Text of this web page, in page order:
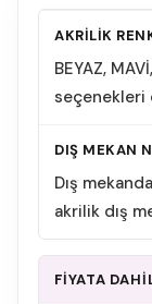
AKRİLİK
BEYAZ,
DIŞ MEKAN
Dış
akrilik dış
FİYATA